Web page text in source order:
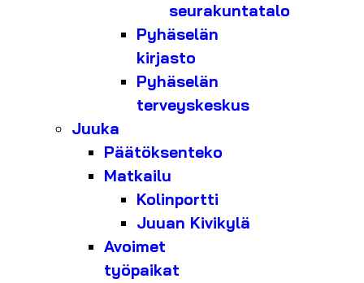
seurakuntatalo
Pyhäselän
kirjasto
Pyhäselän
terveyskeskus
Juuka
Päätöksenteko
Matkailu
Kolinportti
Juuan Kivikylä
Avoimet
työpaikat